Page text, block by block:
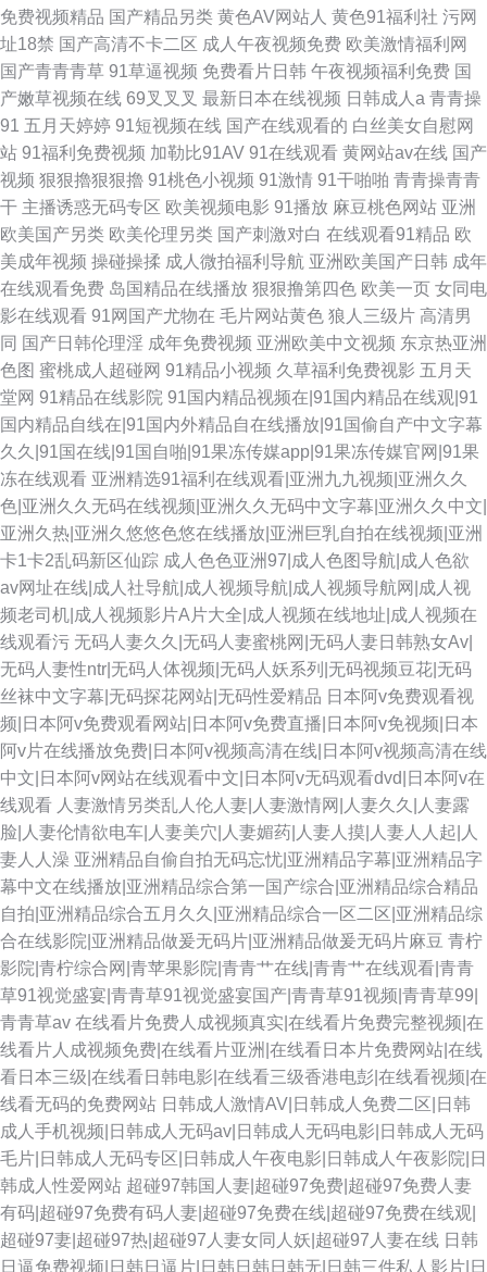
免费视频精品 国产精品另类 黄色AV网站人 黄色91福利社 污网
址18禁 国产高清不卡二区 成人午夜视频免费 欧美激情福利网
国产青青青草 91草逼视频 免费看片日韩 午夜视频福利免费 国
产嫩草视频在线 69叉叉叉 最新日本在线视频 日韩成人a 青青操
91 五月天婷婷 91短视频在线 国产在线观看的 白丝美女自慰网
站 91福利免费视频 加勒比91AV 91在线观看 黄网站av在线 国产
视频 狠狠擼狠狠擼 91桃色小视频 91激情 91干啪啪 青青操青青
干 主播诱惑无码专区 欧美视频电影 91播放 麻豆桃色网站 亚洲
欧美国产另类 欧美伦理另类 国产刺激对白 在线观看91精品 欧
美成年视频 操碰操揉 成人微拍福利导航 亚洲欧美国产日韩 成年
在线观看免费 岛国精品在线播放 狠狠撸第四色 欧美一页 女同电
影在线观看 91网国产尤物在 毛片网站黄色 狼人三级片 高清男
同 国产日韩伦理淫 成年免费视频 亚洲欧美中文视频 东京热亚洲
色图 蜜桃成人超碰网 91精品小视频 久草福利免费视影 五月天
堂网 91精品在线影院 91国内精品视频在|91国内精品在线观|91
国内精品自线在|91国内外精品自在线播放|91国偷自产中文字幕
久久|91国在线|91国自啪|91果冻传媒app|91果冻传媒官网|91果
冻在线观看 亚洲精选91福利在线观看|亚洲九九视频|亚洲久久
色|亚洲久久无码在线视频|亚洲久久无码中文字幕|亚洲久久中文|
亚洲久热|亚洲久悠悠色悠在线播放|亚洲巨乳自拍在线视频|亚洲
卡1卡2乱码新区仙踪 成人色色亚洲97|成人色图导航|成人色欲
av网址在线|成人社导航|成人视频导航|成人视频导航网|成人视
频老司机|成人视频影片A片大全|成人视频在线地址|成人视频在
线观看污 无码人妻久久|无码人妻蜜桃网|无码人妻日韩熟女Av|
无码人妻性ntr|无码人体视频|无码人妖系列|无码视频豆花|无码
丝袜中文字幕|无码探花网站|无码性爱精品 日本阿v免费观看视
频|日本阿v免费观看网站|日本阿v免费直播|日本阿v免视频|日本
阿v片在线播放免费|日本阿v视频高清在线|日本阿v视频高清在线
中文|日本阿v网站在线观看中文|日本阿v无码观看dvd|日本阿v在
线观看 人妻激情另类乱人伦人妻|人妻激情网|人妻久久|人妻露
脸|人妻伦情欲电车|人妻美穴|人妻媚药|人妻人摸|人妻人人起|人
妻人人澡 亚洲精品自偷自拍无码忘忧|亚洲精品字幕|亚洲精品字
幕中文在线播放|亚洲精品综合第一国产综合|亚洲精品综合精品
自拍|亚洲精品综合五月久久|亚洲精品综合一区二区|亚洲精品综
合在线影院|亚洲精品做爰无码片|亚洲精品做爰无码片麻豆 青柠
影院|青柠综合网|青苹果影院|青青艹在线|青青艹在线观看|青青
草91视觉盛宴|青青草91视觉盛宴国产|青青草91视频|青青草99|
青青草av 在线看片免费人成视频真实|在线看片免费完整视频|在
线看片人成视频免费|在线看片亚洲|在线看日本片免费网站|在线
看日本三级|在线看日韩电影|在线看三级香港电彭|在线看视频|在
线看无码的免费网站 日韩成人激情AV|日韩成人免费二区|日韩
成人手机视频|日韩成人无码av|日韩成人无码电影|日韩成人无码
毛片|日韩成人无码专区|日韩成人午夜电影|日韩成人午夜影院|日
韩成人性爱网站 超碰97韩国人妻|超碰97免费|超碰97免费人妻
有码|超碰97免费有码人妻|超碰97免费在线|超碰97免费在线观|
超碰97妻|超碰97热|超碰97人妻女同人妖|超碰97人妻在线 日韩
日逼免费视频|日韩日逼片|日韩日韩日韩无|日韩三件私人影片|日